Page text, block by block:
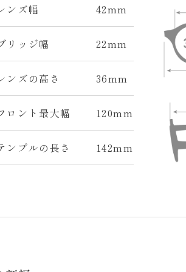
ンズ幅 42mm
リッジ幅 22mm
ンズの高さ 36mm
ロント最大幅 120mm
ンプルの長さ 142mm